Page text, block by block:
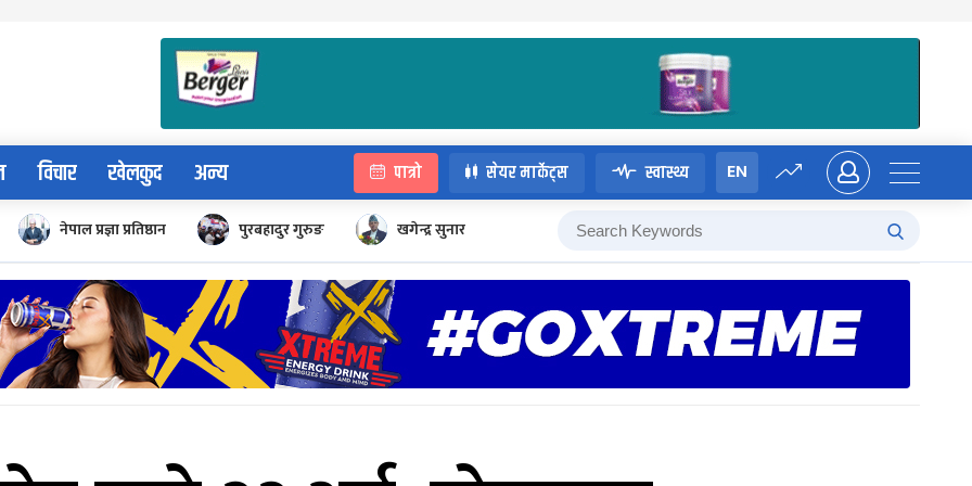
विचार खेलकुद अन्य पात्रो सेयर मार्केट्स स्वास्थ्य EN
नेपाल प्रज्ञा प्रतिष्ठान पुरबहादुर गुरुङ खगेन्द्र सुनार